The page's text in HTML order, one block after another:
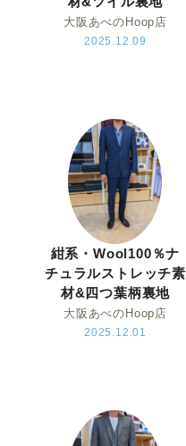
大阪あべのHoop店
2025.12.09
紺系・Wool100％ナ
チュラルストレッチ素
材&四つ葉柄裏地
大阪あべのHoop店
2025.12.01